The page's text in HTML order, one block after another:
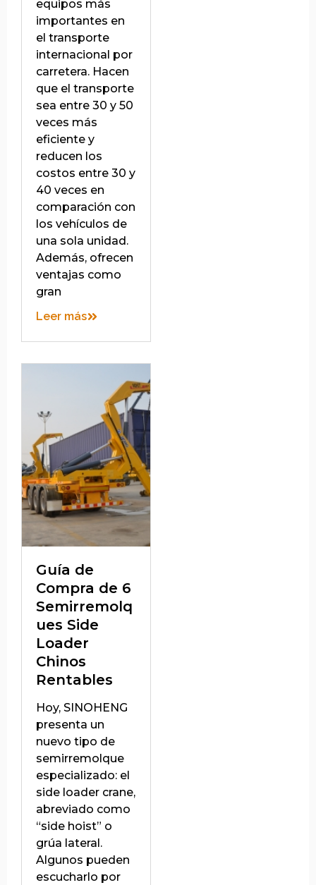
equipos más
importantes en
el transporte
internacional por
carretera. Hacen
que el transporte
sea entre 30 y 50
veces más
eficiente y
reducen los
costos entre 30 y
40 veces en
comparación con
los vehículos de
una sola unidad.
Además, ofrecen
ventajas como
gran
Leer más
Guía de
Compra de 6
Semirremolq
ues Side
Loader
Chinos
Rentables
Hoy, SINOHENG
presenta un
nuevo tipo de
semirremolque
especializado: el
side loader crane,
abreviado como
“side hoist” o
grúa lateral.
Algunos pueden
escucharlo por